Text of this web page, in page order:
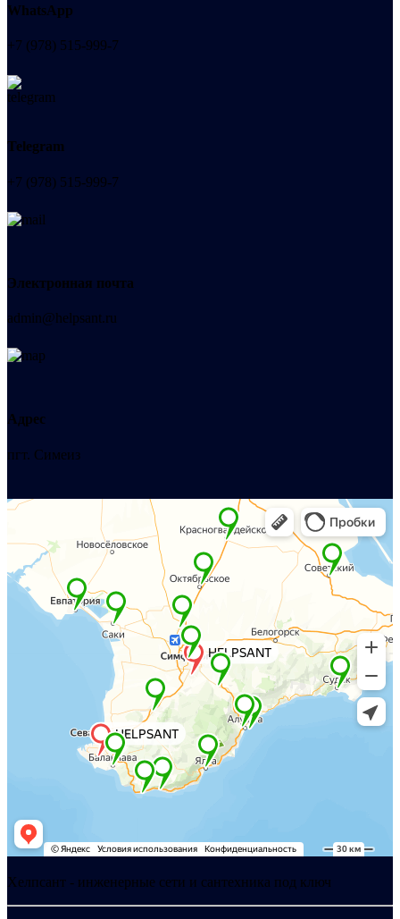
WhatsApp
+7 (978) 515-999-7
Telegram
+7 (978) 515-999-7
Электронная почта
admin@helpsant.ru
Адрес
пгт. Симеиз
Хелпсант - инженерные сети и сантехника под ключ